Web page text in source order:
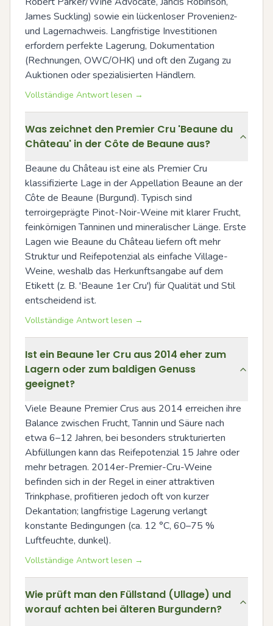
James Suckling) sowie ein lückenloser Provenienz-
und Lagernachweis. Langfristige Investitionen
erfordern perfekte Lagerung, Dokumentation
(Rechnungen, OWC/OHK) und oft den Zugang zu
Auktionen oder spezialisierten Händlern.
Vollständige Antwort lesen →
Was zeichnet den Premier Cru 'Beaune du
Château' in der Côte de Beaune aus?
Beaune du Château ist eine als Premier Cru
klassifizierte Lage in der Appellation Beaune an der
Côte de Beaune (Burgund). Typisch sind
terroirgeprägte Pinot-Noir-Weine mit klarer Frucht,
feinkörnigen Tanninen und mineralischer Länge. Erste
Lagen wie Beaune du Château liefern oft mehr
Struktur und Reifepotenzial als einfache Village-
Weine, weshalb das Herkunftsangabe auf dem
Etikett (z. B. 'Beaune 1er Cru') für Qualität und Stil
entscheidend ist.
Vollständige Antwort lesen →
Ist ein Beaune 1er Cru aus 2014 eher zum
Lagern oder zum baldigen Genuss
geeignet?
Viele Beaune Premier Crus aus 2014 erreichen ihre
Balance zwischen Frucht, Tannin und Säure nach
etwa 6–12 Jahren, bei besonders strukturierten
Abfüllungen kann das Reifepotenzial 15 Jahre oder
mehr betragen. 2014er-Premier-Cru-Weine
befinden sich in der Regel in einer attraktiven
Trinkphase, profitieren jedoch oft von kurzer
Dekantation; langfristige Lagerung verlangt
konstante Bedingungen (ca. 12 °C, 60–75 %
Luftfeuchte, dunkel).
Vollständige Antwort lesen →
Wie prüft man den Füllstand (Ullage) und
worauf achten bei älteren Burgundern?